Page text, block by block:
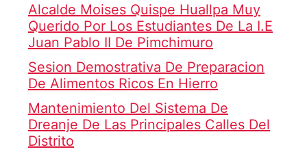
Alcalde Moises Quispe Huallpa Muy
Querido Por Los Estudiantes De La I.E
Juan Pablo II De Pimchimuro
Sesion Demostrativa De Preparacion
De Alimentos Ricos En Hierro
Mantenimiento Del Sistema De
Dreanje De Las Principales Calles Del
Distrito